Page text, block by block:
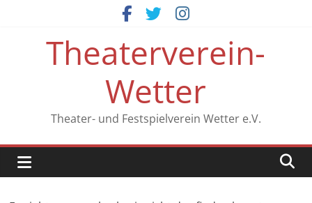
Theaterverein-
Wetter
Theater- und Festspielverein Wetter e.V.